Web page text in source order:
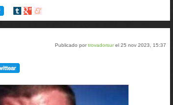
Compartir
Compartir
Compartir
Publicado portrovadorsurel 25 nov 2023, 15:37